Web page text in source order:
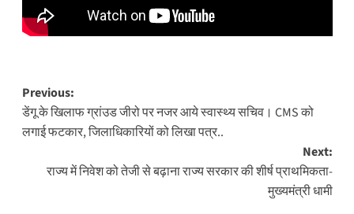
Post
navigation
Previous:
डेंगू के खिलाफ ग्रांउड जीरो पर नजर आये स्वास्थ्य सचिव। CMS को
लगाई फटकार, जिलाधिकारियों को लिखा पत्र..
Next:
राज्य में निवेश को तेजी से बढ़ाना राज्य सरकार की शीर्ष प्राथमिकता-
मुख्यमंत्री धामी